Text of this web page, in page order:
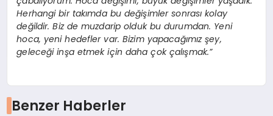
Herhangi bir takımda bu değişimler sonrası kolay
değildir. Biz de muzdarip olduk bu durumdan. Yeni
hoca, yeni hedefler var. Bizim yapacağımız şey,
geleceği inşa etmek için daha çok çalışmak.”
Benzer Haberler